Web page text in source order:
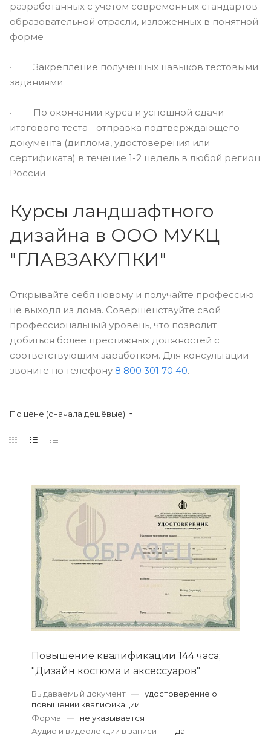
разработанных с учетом современных стандартов
образовательной отрасли, изложенных в понятной
форме
· Закрепление полученных навыков тестовыми
заданиями
· По окончании курса и успешной сдачи
итогового теста - отправка подтверждающего
документа (диплома, удостоверения или
сертификата) в течение 1-2 недель в любой регион
России
Курсы ландшафтного
дизайна в ООО МУКЦ
"ГЛАВЗАКУПКИ"
Открывайте себя новому и получайте профессию
не выходя из дома. Совершенствуйте свой
профессиональный уровень, что позволит
добиться более престижных должностей с
соответствующим заработком. Для консультации
звоните по телефону 8 800 301 70 40.
По цене (сначала дешёвые)
Повышение квалификации 144 часа;
"Дизайн костюма и аксессуаров"
Выдаваемый документ — удостоверение о
повышении квалификации
Форма
—
не указывается
Аудио и видеолекции в записи
— да